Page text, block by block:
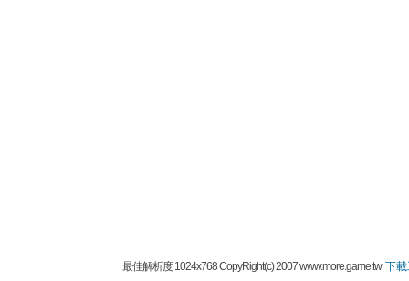
最佳解析度 1024x768 CopyRight(c) 2007 www.more.game.tw 下